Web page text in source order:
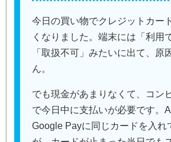
今日の買い物でクレジットカー
くなりました。端末には「利用
「取扱不可」みたいに出て、原
ん。
でも現金があまりなくて、コン
で今日中に支払いが必要です。
Google Payに同じカードを入れ